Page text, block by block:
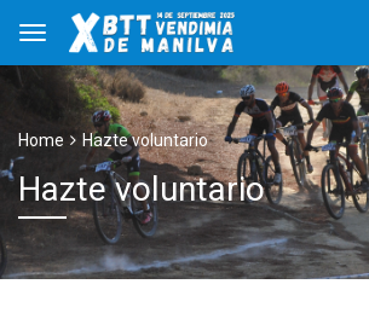
Home Hazte voluntario
Hazte voluntario